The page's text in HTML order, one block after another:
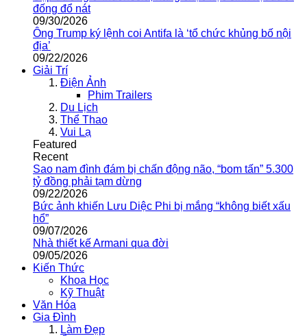
đống đổ nát
09/30/2026
Ông Trump ký lệnh coi Antifa là ‘tổ chức khủng bố nội
địa’
09/22/2026
Giải Trí
Điện Ảnh
Phim Trailers
Du Lịch
Thể Thao
Vui Lạ
Featured
Recent
Sao nam đình đám bị chấn động não, “bom tấn” 5.300
tỷ đồng phải tạm dừng
09/22/2026
Bức ảnh khiến Lưu Diệc Phi bị mắng “không biết xấu
hổ”
09/07/2026
Nhà thiết kế Armani qua đời
09/05/2026
Kiến Thức
Khoa Học
Kỹ Thuật
Văn Hóa
Gia Đình
Làm Đẹp